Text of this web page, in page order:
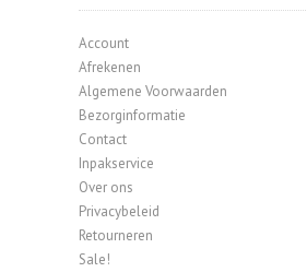
Account
Afrekenen
Algemene Voorwaarden
Bezorginformatie
Contact
Inpakservice
Over ons
Privacybeleid
Retourneren
Sale!